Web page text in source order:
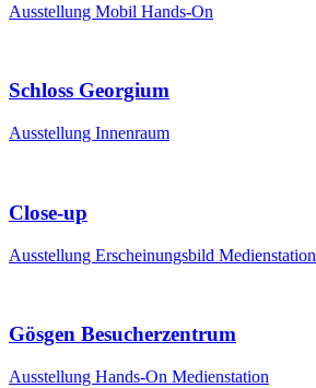
Ausstellung Mobil Hands-On
Schloss Georgium
Ausstellung Innenraum
Close-up
Ausstellung Erscheinungsbild Medienstation
Gösgen Besucherzentrum
Ausstellung Hands-On Medienstation